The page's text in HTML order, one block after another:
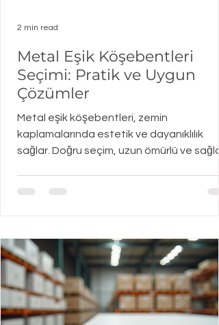
Metal Eşik Köşebentleri
Seçimi: Pratik ve Uygun
Çözümler
Metal eşik köşebentleri, zemin
kaplamalarında estetik ve dayanıklılık
sağlar. Doğru seçim, uzun ömürlü ve
fayans birleşim noktalarında kullanılır. Bu
parçalar, zeminler arasındaki geçişi
ve güvenli hale getirir. Ayrıca, aşınmayı
ve zeminlerin zarar görmes
2 min read